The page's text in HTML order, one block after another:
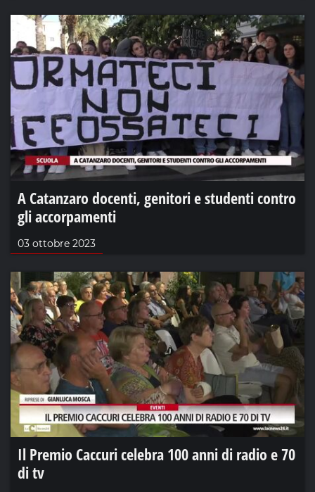
A Catanzaro docenti, genitori e studenti contro
gli accorpamenti
03 ottobre 2023
Il Premio Caccuri celebra 100 anni di radio e 70
di tv